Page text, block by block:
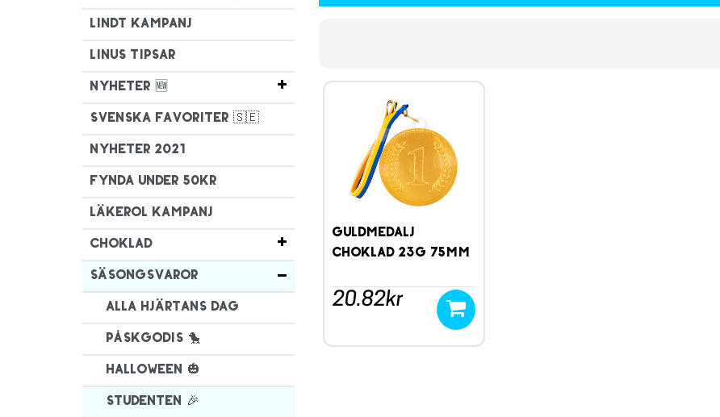
Lindt Kampanj
Linus tipsar
Nyheter 🆕
Svenska favoriter 🇸🇪
Nyheter 2021
Fynda under 50kr
Läkerol Kampanj
Choklad
Säsongsvaror
Alla hjärtans dag
Påskgodis 🐤
Halloween 🎃
Studenten 🎉
Guldmedalj
Choklad 23g 75mm
20.82kr